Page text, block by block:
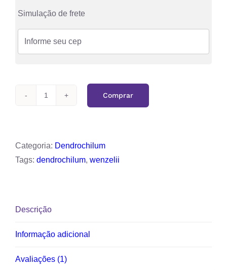
Simulação de frete
laranja
quantidade
Comprar
Categoria: Dendrochilum
Tags: dendrochilum, wenzelii
Descrição
Informação adicional
Avaliações (1)